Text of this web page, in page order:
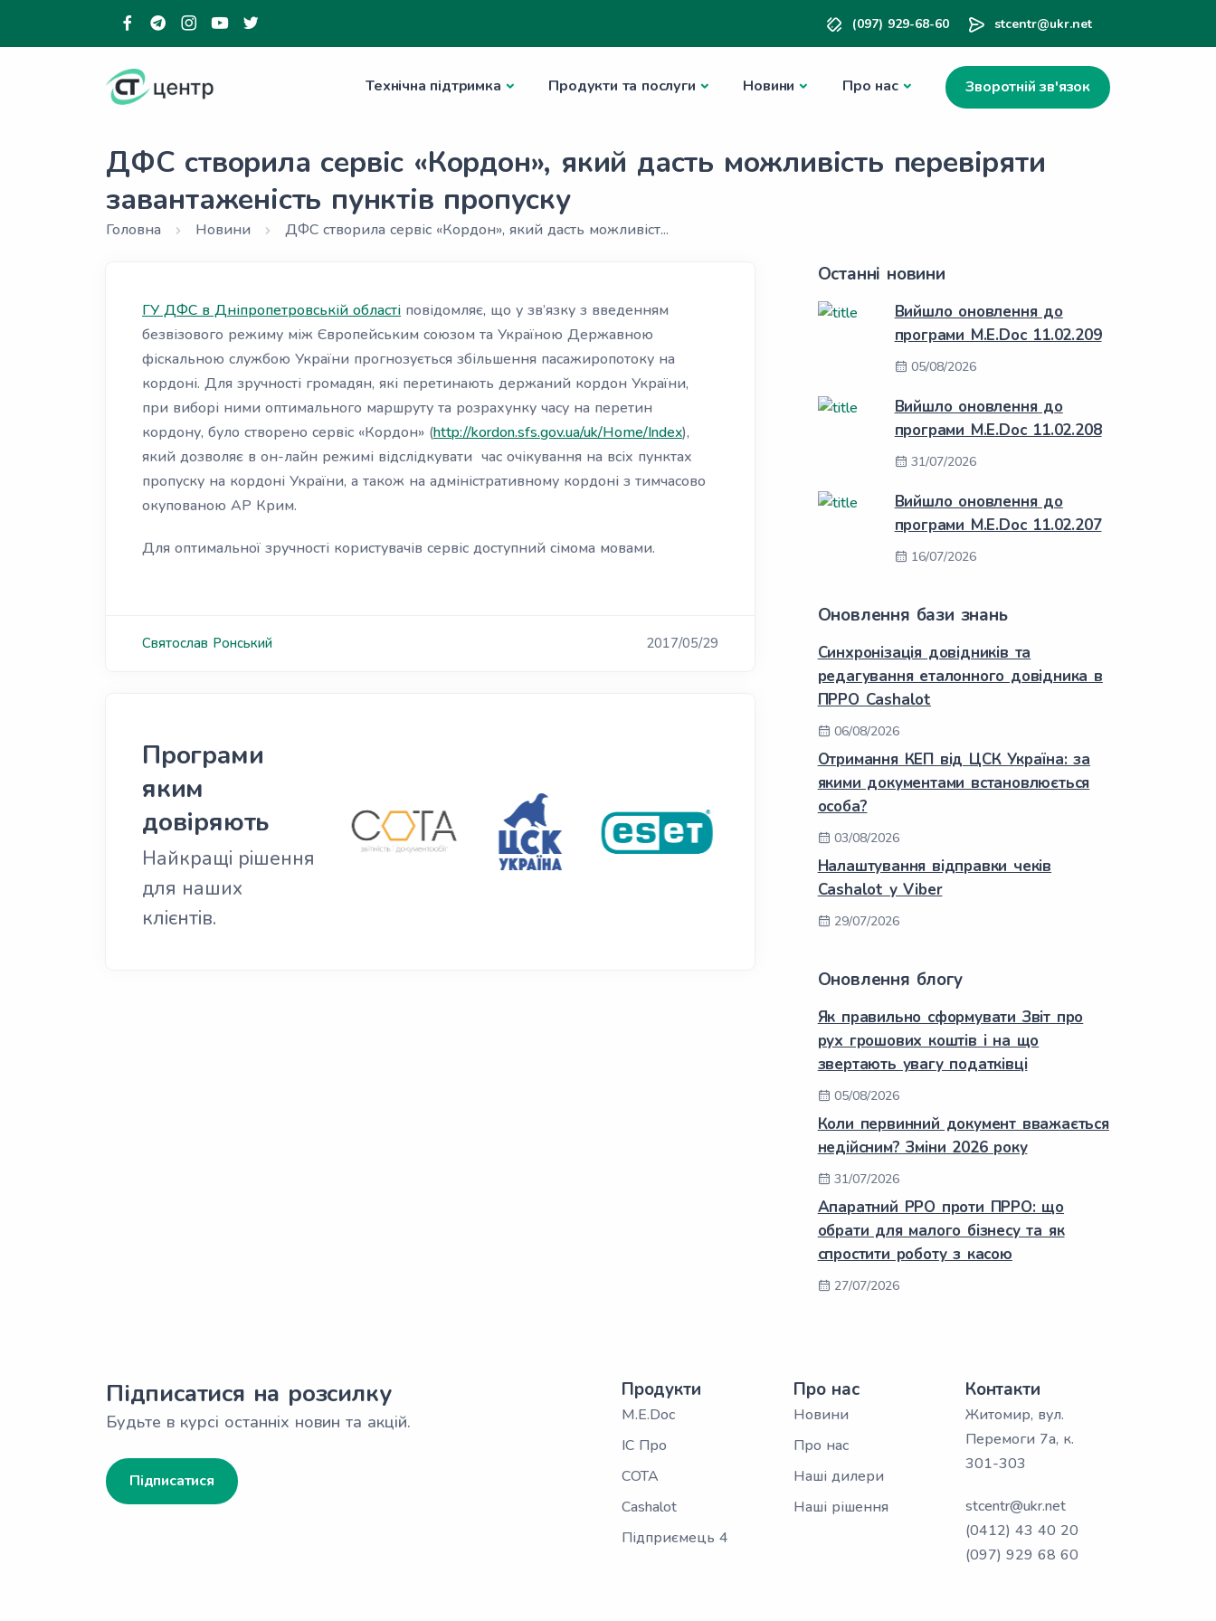
(097) 929-68-60 stcentr@ukr.net
Технічна підтримка Продукти та послуги Новини Про нас Зворотній зв'язок
ДФС створила сервіс «Кордон», який дасть можливість перевіряти
завантаженість пунктів пропуску
Головна Новини ДФС створила сервіс «Кордон», який дасть можливіст...
ГУ ДФС в Дніпропетровській області повідомляє, що у зв’язку з введенням
безвізового режиму між Європейським союзом та Україною Державною
фіскальною службою України прогнозується збільшення пасажиропотоку на
кордоні. Для зручності громадян, які перетинають держаний кордон України,
при виборі ними оптимального маршруту та розрахунку часу на перетин
кордону, було створено сервіс «Кордон» (http://kordon.sfs.gov.ua/uk/Home/Index),
який дозволяє в он-лайн режимі відслідкувати час очікування на всіх пунктах
пропуску на кордоні України, а також на адміністративному кордоні з тимчасово
окупованою АР Крим.
Для оптимальної зручності користувачів сервіс доступний сімома мовами.
Святослав Ронський 2017/05/29
Програми
яким
довіряють
Найкращі рішення
для наших
клієнтів.
Останні новини
Вийшло оновлення до
програми M.E.Doc 11.02.209
05/08/2026
Вийшло оновлення до
програми M.E.Doc 11.02.208
31/07/2026
Вийшло оновлення до
програми M.E.Doc 11.02.207
16/07/2026
Оновлення бази знань
Синхронізація довідників та
редагування еталонного довідника в
ПРРО Cashalot
06/08/2026
Отримання КЕП від ЦСК Україна: за
якими документами встановлюється
особа?
03/08/2026
Налаштування відправки чеків
Cashalot у Viber
29/07/2026
Оновлення блогу
Як правильно сформувати Звіт про
рух грошових коштів і на що
звертають увагу податківці
05/08/2026
Коли первинний документ вважається
недійсним? Зміни 2026 року
31/07/2026
Апаратний РРО проти ПРРО: що
обрати для малого бізнесу та як
спростити роботу з касою
27/07/2026
Підписатися на розсилку
Будьте в курсі останніх новин та акцій.
Підписатися
Продукти
M.E.Doc
ІС Про
СОТА
Cashalot
Підприємець 4
Про нас
Новини
Про нас
Наші дилери
Наші рішення
Контакти
Житомир, вул.
Перемоги 7а, к.
301-303
stcentr@ukr.net
(0412) 43 40 20
(097) 929 68 60